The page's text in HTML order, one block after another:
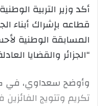
أكد وزير التربية
قطاعه بإشراك أبناء
المسابقة الوطنية
“الجزائر والقضايا
وأوضح سعداوي، في
تكريم وتتويج